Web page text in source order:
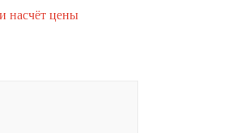
насчёт цены